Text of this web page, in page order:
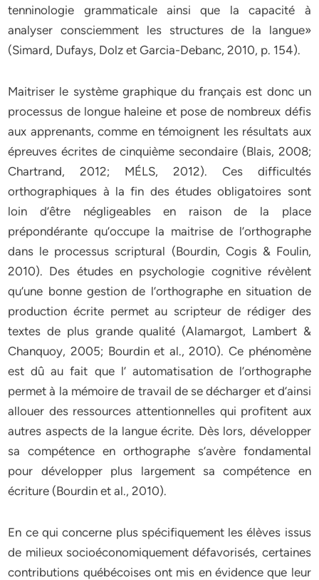
tenninologie grammaticale ainsi que la capacité à
analyser consciemment les structures de la langue»
(Simard, Dufays, Dolz et Garcia-Debanc, 2010, p. 154).
Maitriser le système graphique du français est donc un
processus de longue haleine et pose de nombreux défis
aux apprenants, comme en témoignent les résultats aux
épreuves écrites de cinquième secondaire (Blais, 2008;
Chartrand, 2012; MÉLS, 2012). Ces difficultés
orthographiques à la fin des études obligatoires sont
loin d’être négligeables en raison de la place
prépondérante qu’occupe la maitrise de l’orthographe
dans le processus scriptural (Bourdin, Cogis & Foulin,
2010). Des études en psychologie cognitive révèlent
qu’une bonne gestion de l’orthographe en situation de
production écrite permet au scripteur de rédiger des
textes de plus grande qualité (Alamargot, Lambert &
Chanquoy, 2005; Bourdin et al., 2010). Ce phénomène
est dû au fait que l’ automatisation de l’orthographe
permet à la mémoire de travail de se décharger et d’ainsi
allouer des ressources attentionnelles qui profitent aux
autres aspects de la langue écrite. Dès lors, développer
sa compétence en orthographe s’avère fondamental
pour développer plus largement sa compétence en
écriture (Bourdin et al., 2010).
En ce qui concerne plus spécifiquement les élèves issus
de milieux socioéconomiquement défavorisés, certaines
contributions québécoises ont mis en évidence que leur